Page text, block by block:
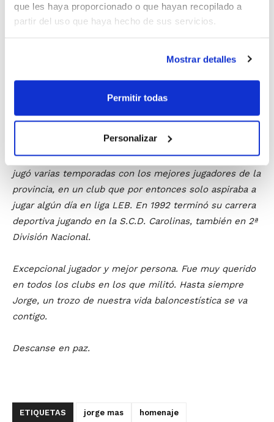
que les haya proporcionado o que hayan recopilado a
partir del uso que haya hecho de sus servicios.
Mostrar detalles
Permitir todas
Personalizar
En 1983 formó parte del equipo Junior del C.A.
2ª Nacional con aquel mítico equipo montemarino de
los hermanos Galiano, Paquito, Perry, Chus, Ángel
Zaragoza, Germán, West, etc. En la temporada 1985-86,
(club de donde surgió el actual C.B. Lucentum), lo fichó
para dar ese salto de calidad en el club, hasta
conseguir el ascenso a 2ª Nacional en el año 1988. Allí
jugó varias temporadas con los mejores jugadores de la
provincia, en un club que por entonces solo aspiraba a
jugar algún día en liga LEB. En 1992 terminó su carrera
deportiva jugando en la S.C.D. Carolinas, también en 2ª
División Nacional.
Excepcional jugador y mejor persona. Fue muy querido
en todos los clubs en los que militó. Hasta siempre
Jorge, un trozo de nuestra vida baloncestística se va
contigo.
Descanse en paz.
ETIQUETAS jorge mas homenaje